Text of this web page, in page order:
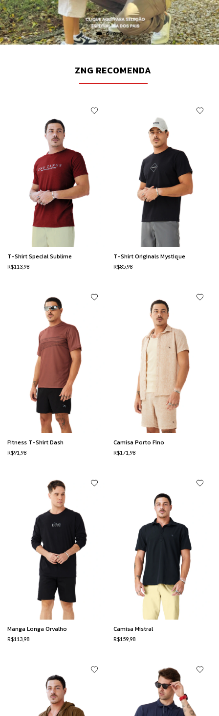
ZNG RECOMENDA
T-Shirt Special Sublime
R$113,98
T-Shirt Originals Mystique
R$85,98
Fitness T-Shirt Dash
R$91,98
Camisa Porto Fino
R$171,98
Manga Longa Orvalho
R$113,98
Camisa Mistral
R$159,98